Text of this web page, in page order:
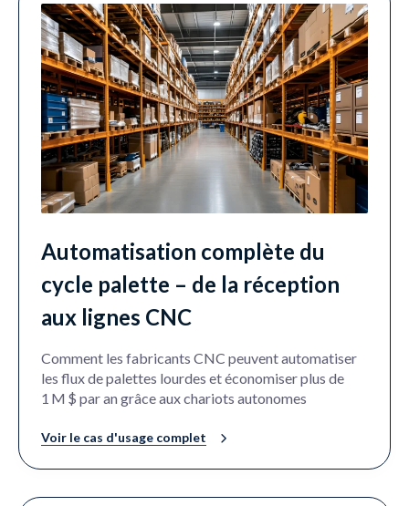
Automatisation complète du
cycle palette – de la réception
aux lignes CNC
Comment les fabricants CNC peuvent automatiser
les flux de palettes lourdes et économiser plus de
1 M $ par an grâce aux chariots autonomes
Voir le cas d'usage complet